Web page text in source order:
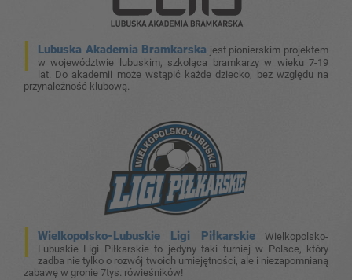
Lubuska Akademia Bramkarska jest pionierskim projektem
w województwie lubuskim, szkoląca bramkarzy w wieku 7-19
lat. Do akademii może wstąpić każde dziecko, bez względu na
przynależność klubową.
Wielkopolsko-Lubuskie Ligi PiłkarskieWielkopolsko-
Lubuskie Ligi Piłkarskie to jedyny taki turniej w Polsce, który
zadba nie tylko o rozwój twoich umiejętności, ale i niezapomnianą
zabawę w gronie 7tys. rówieśników!